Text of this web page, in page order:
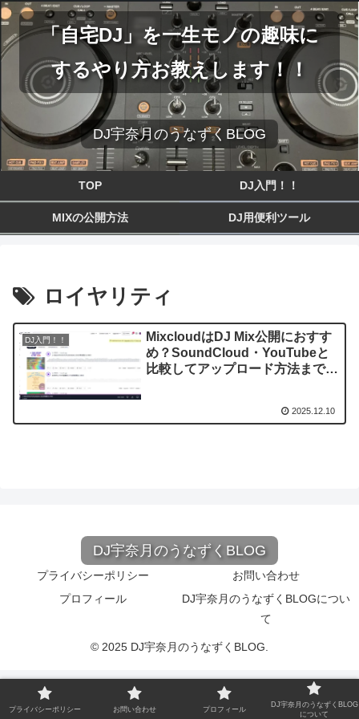
「自宅DJ」を一生モノの趣味に
するやり方お教えします！！
DJ宇奈月のうなずくBLOG
TOP DJ入門！！
MIXの公開方法 DJ用便利ツール
ロイヤリティ
DJ入門！！
MixcloudはDJ Mix公開におすす
め？SoundCloud・YouTubeと
比較してアップロード方法まで徹
2025.12.10
DJ宇奈月のうなずくBLOG
プライバシーポリシー
お問い合わせ
プロフィール
DJ宇奈月のうなずくBLOGについ
て
© 2025 DJ宇奈月のうなずくBLOG.
プライバシーポリシー お問い合わせ プロフィール
DJ宇奈月のうなずくBLOG
について